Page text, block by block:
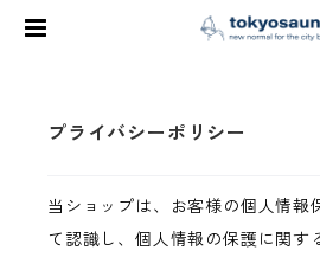
プライバシーポリシー
当ショップは、お客様の個人情報
て認識し、個人情報の保護に関す